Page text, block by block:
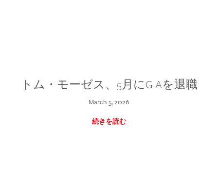
トム・モーゼス、5月にGIAを退職
March 5, 2026
続きを読む